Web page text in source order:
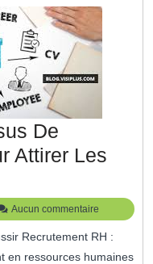
Demandeurs
D’Emploi
De
Attirer Les
Aucun commentaire
en ressources humaines